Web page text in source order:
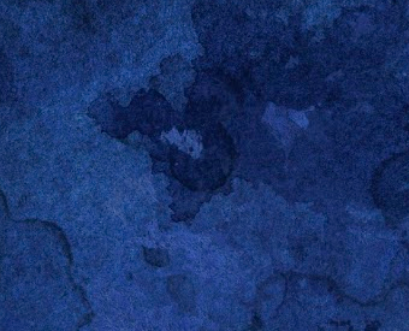
Pensándolo bien, es posible que todavía me
A decir verdad, hacerle historiografía a cualquier
empresa condenada al fracaso. Al igual que en
lucre con ellas. Las dejo a un lado porque estoy
lejos de los ojos ajenos, en los álgidos debates que
almohada cuyos únicos testigos son las cobijas y las
conciliatorios que no tienen ningún sentido para
señor marido y yo, para seguir con el ejemplo) son las
La historia de Gareth no puede ser más elocuente
pormenores delbaby showerdel sábado. Si se tomó la